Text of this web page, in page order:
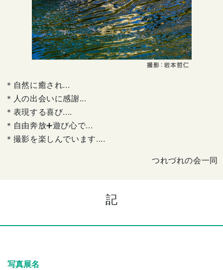
＊自然に癒され...
＊人の出会いに感謝...
＊表現する喜び....
＊自由奔放➕遊び心で...
＊撮影を楽しんでいます....
つれづれの会一同
記
写真展名